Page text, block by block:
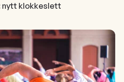
nytt klokkeslett